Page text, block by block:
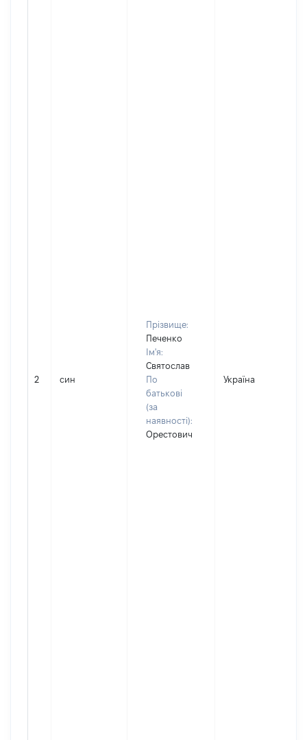
2 син
Прізвище:
Печенко
Ім'я:
Святослав
По
батькові
(за
наявності):
Орестович
Україна